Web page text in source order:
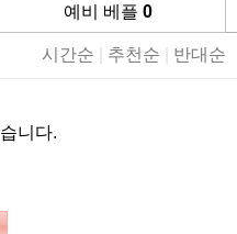
예비 베플 0
시간순 추천순 반대순
니다.